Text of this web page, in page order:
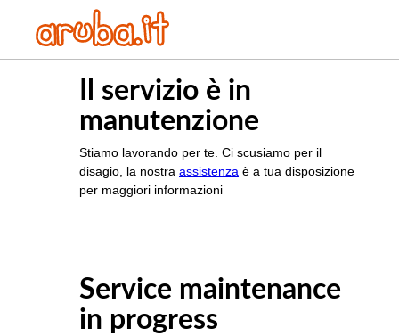
Il servizio è in
manutenzione
Stiamo lavorando per te. Ci scusiamo per il
disagio, la nostra assistenza è a tua disposizione
per maggiori informazioni
Service maintenance
in progress